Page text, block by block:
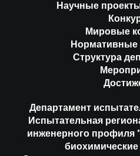
Научные
Мировые
Нормативные
Структура
Департамент
Испытательная
инженерного профиля